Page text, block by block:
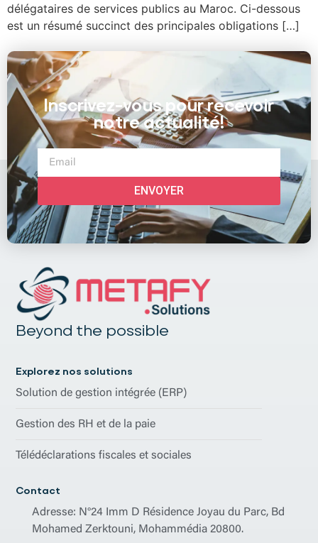
délégataires de services publics au Maroc. Ci-dessous
est un résumé succinct des principales obligations […]
Inscrivez-vous pour recevoir
notre actualité!
ENVOYER
Beyond the possible
Explorez nos solutions
Solution de gestion intégrée (ERP)
Gestion des RH et de la paie
Télédéclarations fiscales et sociales
Contact
Adresse: N°24 Imm D Résidence Joyau du Parc, Bd
Mohamed Zerktouni, Mohammédia 20800.